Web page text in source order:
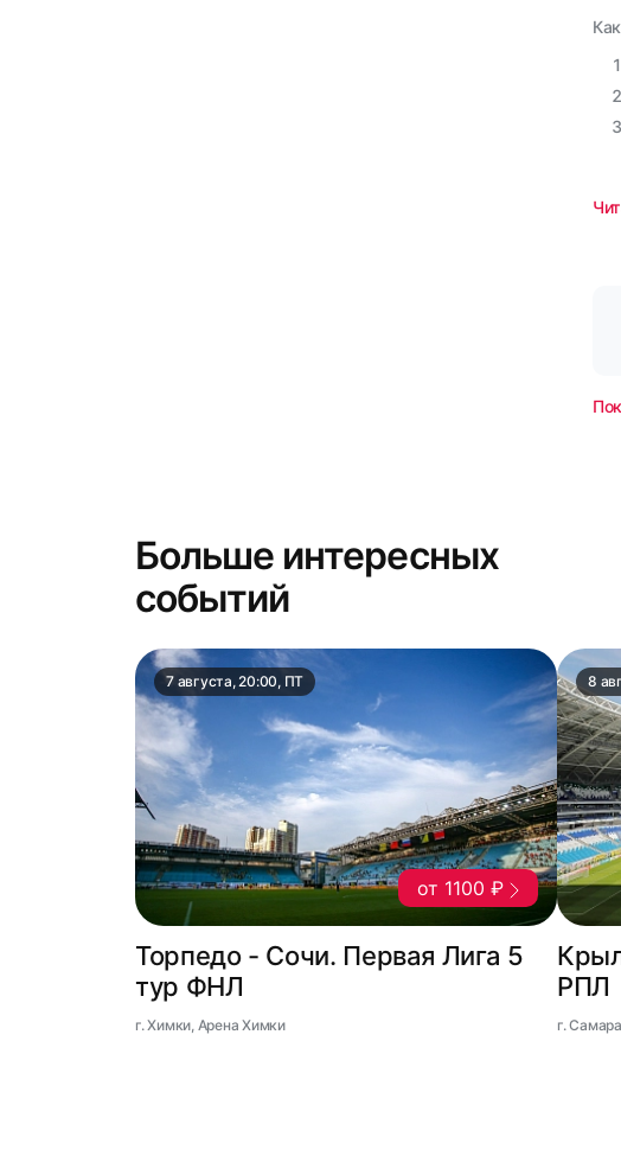
Больше интересных
событий
7 августа, 20:00, ПТ
от 1100 ₽
Торпедо - Сочи. Первая Лига 5
тур ФНЛ
г. Химки, Арена Химки
8
РПЛ
г.